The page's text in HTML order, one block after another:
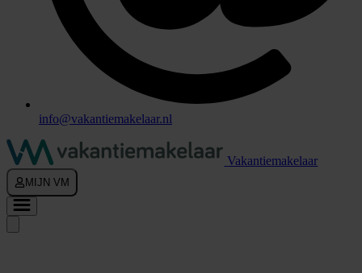
info@vakantiemakelaar.nl
Vakantiemakelaar
MIJN VM